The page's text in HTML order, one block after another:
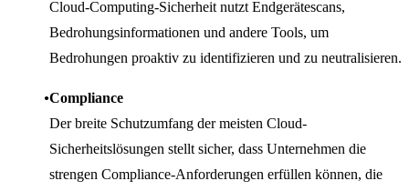
Cloud-Computing-Sicherheit nutzt Endgerätescans,
Bedrohungsinformationen und andere Tools, um
Bedrohungen proaktiv zu identifizieren und zu neutralisieren.
Compliance
Der breite Schutzumfang der meisten Cloud-
Sicherheitslösungen stellt sicher, dass Unternehmen die
strengen Compliance-Anforderungen erfüllen können, die